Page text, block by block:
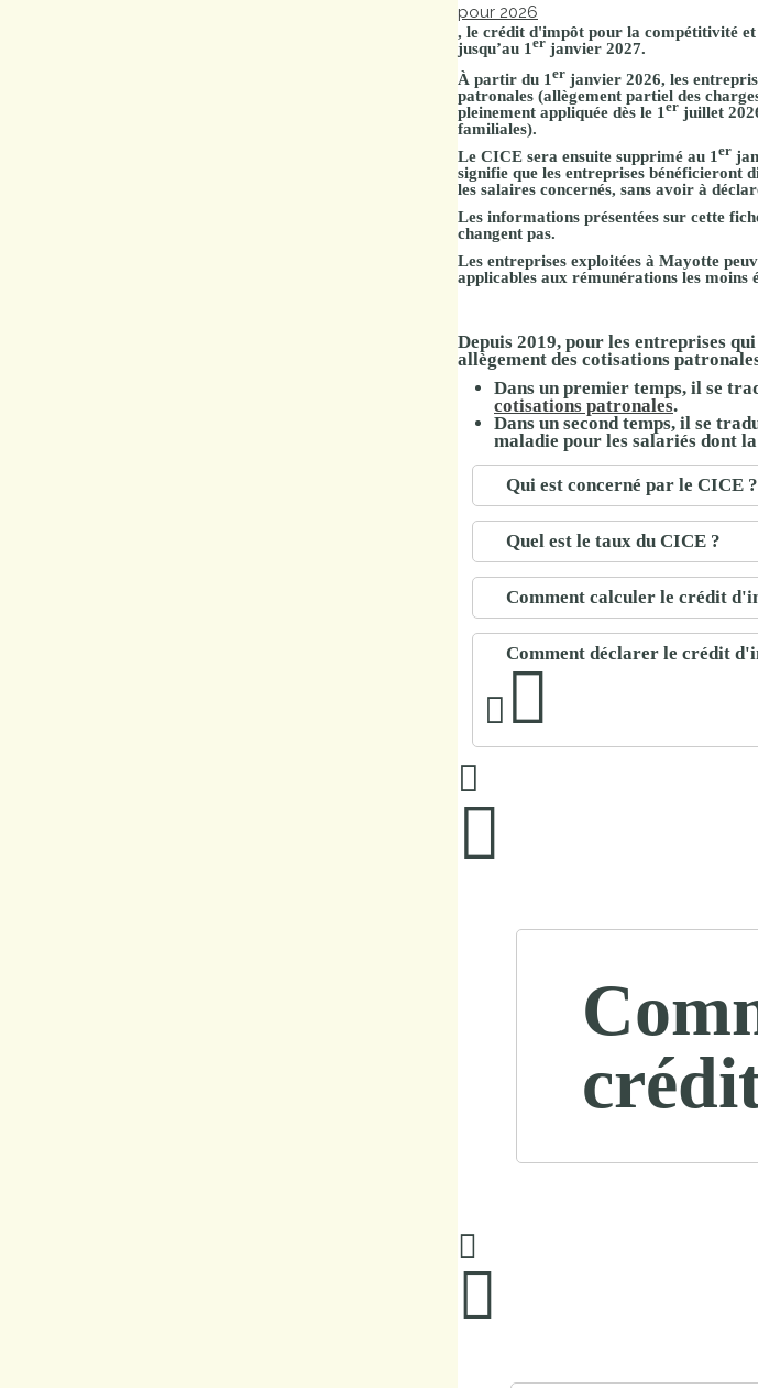
publics
privés
pour 2026
, le crédit d'impôt pour la compétitivité
jusqu’au 1 er janvier 2027.
À partir du 1 er janvier 2026, les
patronales (allègement partiel des
pleinement appliquée dès le 1 er juillet
familiales).
Le CICE sera ensuite supprimé au 1 er
signifie que les entreprises bénéficieront
les salaires concernés, sans avoir à
Les informations présentées sur cette
changent pas.
Les entreprises exploitées à Mayotte
applicables aux rémunérations les moins
Depuis 2019, pour les entreprises
allègement des cotisations
Dans un premier temps, il se
cotisations patronales.
Dans un second temps, il se
maladie pour les salariés dont
Qui est concerné par le CICE ?
Quel est le taux du CICE ?
Comment calculer le crédit
Comment déclarer le crédit